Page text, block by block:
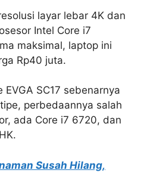
layar lebar 4K dan
Intel Core i7
maksimal, laptop ini
Rp40 juta.
SC17 sebenarnya
perbedaannya salah
ada Core i7 6720, dan
Susah Hilang,